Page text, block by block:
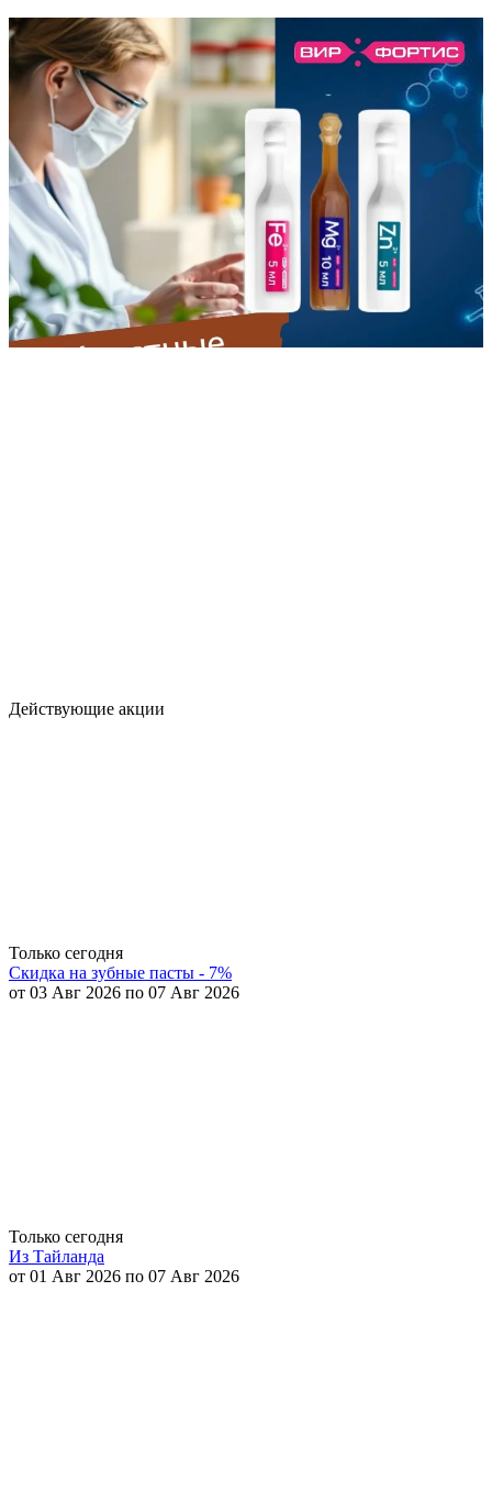
Действующие акции
Только сегодня
Скидка на зубные пасты - 7%
от 03 Авг 2026 по 07 Авг 2026
Только сегодня
Из Тайланда
от 01 Авг 2026 по 07 Авг 2026